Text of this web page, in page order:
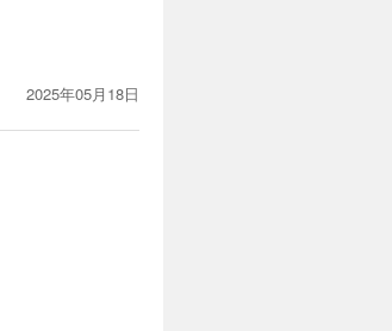
2025年05月18日